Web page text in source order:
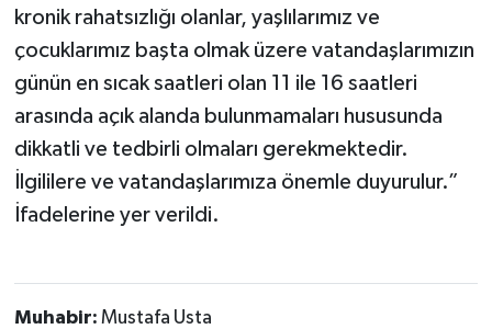
kronik rahatsızlığı olanlar, yaşlılarımız ve
çocuklarımız başta olmak üzere vatandaşlarımızın
günün en sıcak saatleri olan 11 ile 16 saatleri
arasında açık alanda bulunmamaları hususunda
dikkatli ve tedbirli olmaları gerekmektedir.
İlgililere ve vatandaşlarımıza önemle duyurulur.”
İfadelerine yer verildi.
Muhabir: Mustafa Usta